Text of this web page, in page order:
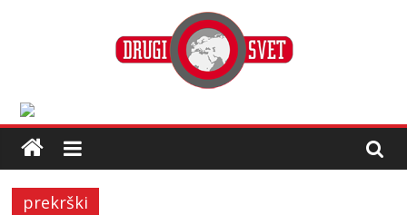
prekrški